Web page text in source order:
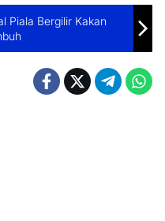
Piala Bergilir Kakan